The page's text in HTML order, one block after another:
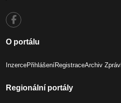
O portálu
InzercePřihlášeníRegistraceArchiv Zpráv
Regionální portály